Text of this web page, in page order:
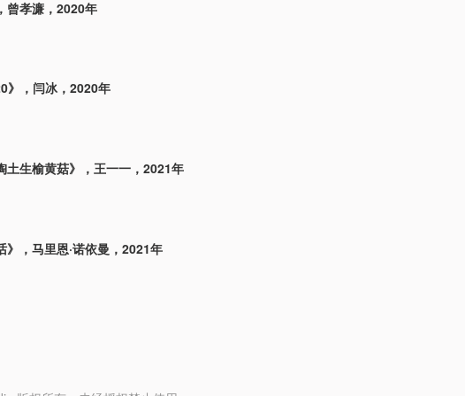
曾孝濂，2020年
》，闫冰，2020年
生榆黄菇》，王一一，2021年
》，马里恩·诺依曼，2021年